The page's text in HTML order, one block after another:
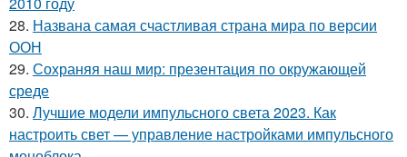
28. Названа самая счастливая страна мира по версии
ООН
29. Сохраняя наш мир: презентация по окружающей
среде
30. Лучшие модели импульсного света 2023. Как
настроить свет — управление настройками импульсного